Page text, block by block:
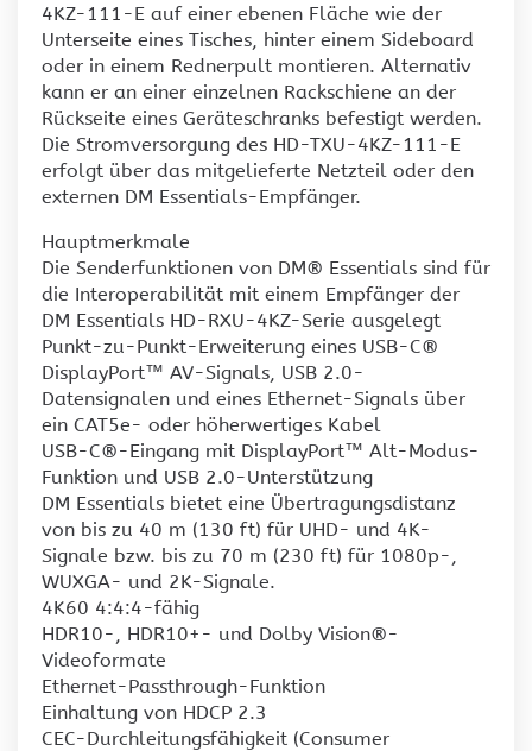
4KZ-111-E auf einer ebenen Fläche wie der
Unterseite eines Tisches, hinter einem Sideboard
oder in einem Rednerpult montieren. Alternativ
kann er an einer einzelnen Rackschiene an der
Rückseite eines Geräteschranks befestigt werden.
Die Stromversorgung des HD-TXU-4KZ-111-E
erfolgt über das mitgelieferte Netzteil oder den
externen DM Essentials-Empfänger.
Hauptmerkmale
Die Senderfunktionen von DM® Essentials sind für
die Interoperabilität mit einem Empfänger der
DM Essentials HD-RXU-4KZ-Serie ausgelegt
Punkt-zu-Punkt-Erweiterung eines USB-C®
DisplayPort™ AV-Signals, USB 2.0-
Datensignalen und eines Ethernet-Signals über
ein CAT5e- oder höherwertiges Kabel
USB-C®-Eingang mit DisplayPort™ Alt-Modus-
Funktion und USB 2.0-Unterstützung
DM Essentials bietet eine Übertragungsdistanz
von bis zu 40 m (130 ft) für UHD- und 4K-
Signale bzw. bis zu 70 m (230 ft) für 1080p-,
WUXGA- und 2K-Signale.
4K60 4:4:4-fähig
HDR10-, HDR10+- und Dolby Vision®-
Videoformate
Ethernet-Passthrough-Funktion
Einhaltung von HDCP 2.3
CEC-Durchleitungsfähigkeit (Consumer